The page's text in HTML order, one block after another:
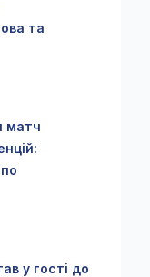
та
матч
у гості до